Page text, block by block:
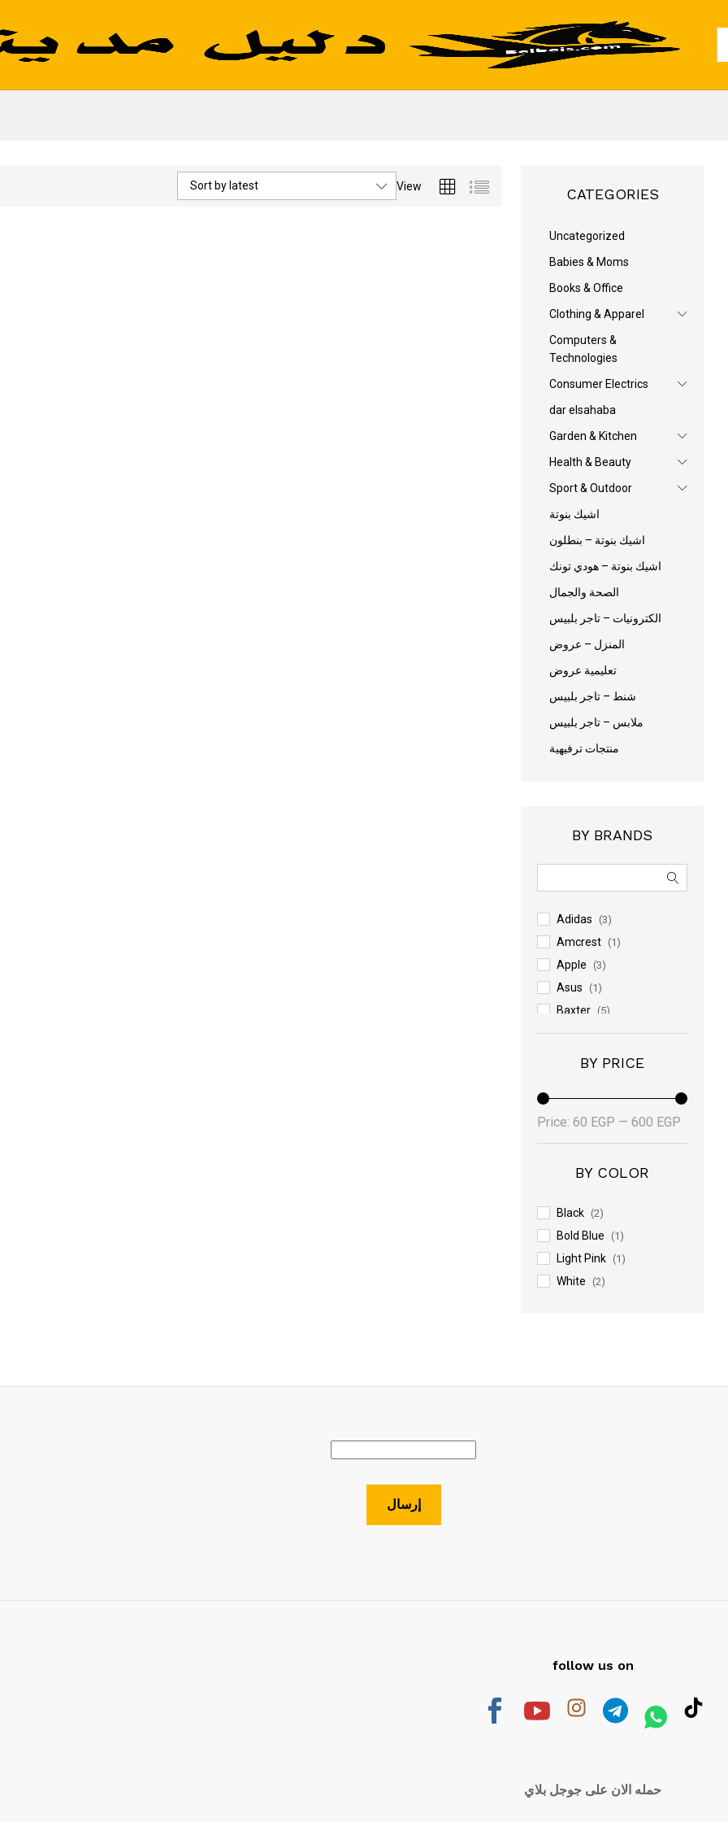
View
Sort by latest CATEGORIES
Uncategorized
Babies & Moms
Books & Office
Clothing & Apparel
Computers &
Technologies
Consumer Electrics
dar elsahaba
Garden & Kitchen
Health & Beauty
Sport & Outdoor
اشيك بنوتة
اشيك بنوتة – بنطلون
اشيك بنوتة – هودي تونك
الصحة والجمال
الكترونيات – تاجر بلبيس
المنزل – عروض
تعليمية عروض
شنط – تاجر بلبيس
ملابس – تاجر بلبيس
منتجات ترفيهية
BY BRANDS
Adidas (3)
Amcrest (1)
Apple (3)
Asus (1)
Baxter (5)
Casio (2)
Electrolux (2)
Samsung (2)
Sony (4)
Syma (1)
XBox (1)
BY PRICE
price
price
Price:60 EGP —600 EGP
BY COLOR
Black (2)
Bold Blue (1)
Light Pink (1)
White (2)
follow us on
حمله الان على جوجل بلاي